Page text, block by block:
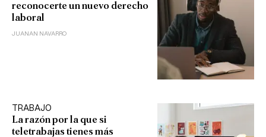
reconocerte un nuevo derecho
laboral
JUANAN NAVARRO
TRABAJO
La razón por la que si
teletrabajas tienes más